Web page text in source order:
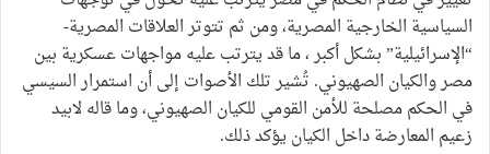
السياسية الخارجية المصرية، ومن ثم تتوتر العلاقات المصرية-
“الإسرائيلية” بشكل أكبر ، ما قد يترتب عليه مواجهات عسكرية بين
مصر والكيان الصهيوني. تُشير تلك الأصوات إلى أن استمرار السيسي
في الحكم مصلحة للأمن القومي للكيان الصهيوني، وما قاله لابيد
زعيم المعارضة داخل الكيان يؤكد ذلك.